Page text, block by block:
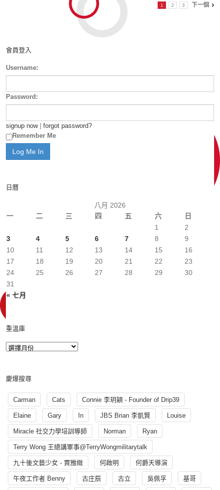
1 2 3 下一個
會員登入
Username:
Password:
signup now| forgot password?
Remember Me
日曆
八月 2026
一
二 三 四 五 六 日
« 七月
1
2
3
4 5 6 7 8
9
10
11 12 13 14 15
16
17
18 19 20 21 22
23
24
25 26 27 28 29
30
31
重溫庫
慶爆搜尋
Carman Cats Connie 李玥穎 - Founder of Drip39
Elaine Gary In JBS Brian 李凱賢 Louise
Miracle 社交力學培訓導師 Norman Ryan
Terry Wong 王總講軍事@TerryWongmilitarytalk
九十後文藝少女 - 賈雅緻 何啟明 何爵天導演
午夜工作者 Benny 古庄辰 古立 吳佩孚 基哥